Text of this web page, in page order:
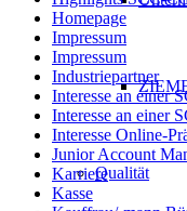
Qualität
Homepage
Impressum
Impressum
Industriepartner
Interesse an einer
Interesse an einer
Interesse Online-
Junior Account
Karriere
Kasse